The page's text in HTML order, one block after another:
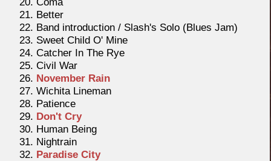
Better
Band introduction / Slash's Solo (Blues Jam)
Sweet Child O' Mine
Catcher In The Rye
Civil War
November Rain
Wichita Lineman
Patience
Don't Cry
Human Being
Nightrain
Paradise City